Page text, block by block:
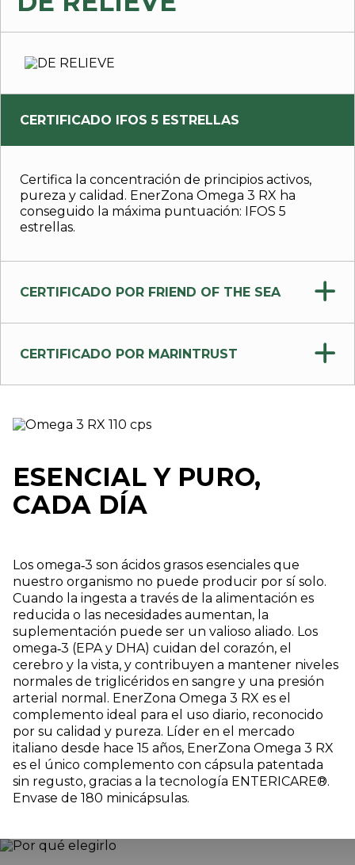
CERTIFICADO IFOS 5 ESTRELLAS
Certifica la concentración de principios activos,
pureza y calidad. EnerZona Omega 3 RX ha
conseguido la máxima puntuación: IFOS 5
estrellas.
CERTIFICADO POR FRIEND OF THE SEA
CERTIFICADO POR MARINTRUST
ESENCIAL Y PURO,
CADA DÍA
Los omega‑3 son ácidos grasos esenciales que
nuestro organismo no puede producir por sí solo.
Cuando la ingesta a través de la alimentación es
reducida o las necesidades aumentan, la
suplementación puede ser un valioso aliado. Los
omega‑3 (EPA y DHA) cuidan del corazón, el
cerebro y la vista, y contribuyen a mantener niveles
normales de triglicéridos en sangre y una presión
arterial normal. EnerZona Omega 3 RX es el
complemento ideal para el uso diario, reconocido
por su calidad y pureza. Líder en el mercado
italiano desde hace 15 años, EnerZona Omega 3 RX
es el único complemento con cápsula patentada
sin regusto, gracias a la tecnología ENTERICARE®.
Envase de 180 minicápsulas.